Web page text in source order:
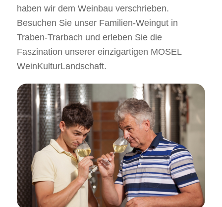
haben wir dem Weinbau verschrieben.
Besuchen Sie unser Familien-Weingut in
Traben-Trarbach und erleben Sie die
Faszination unserer einzigartigen MOSEL
WeinKulturLandschaft.